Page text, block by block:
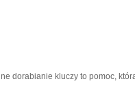
dorabianie kluczy to pomoc,